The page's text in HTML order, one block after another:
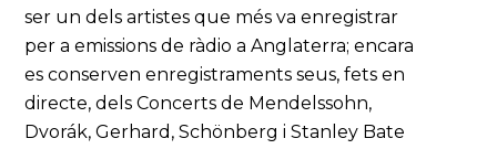
ser un dels artistes que més va enregistrar
per a emissions de ràdio a Anglaterra; encara
es conserven enregistraments seus, fets en
directe, dels Concerts de Mendelssohn,
Dvorák, Gerhard, Schönberg i Stanley Bate